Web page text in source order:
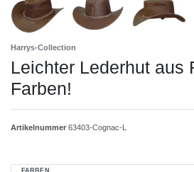
Harrys-Collection
Leichter Lederhut aus
Farben!
Artikelnummer 63403-Cognac-L